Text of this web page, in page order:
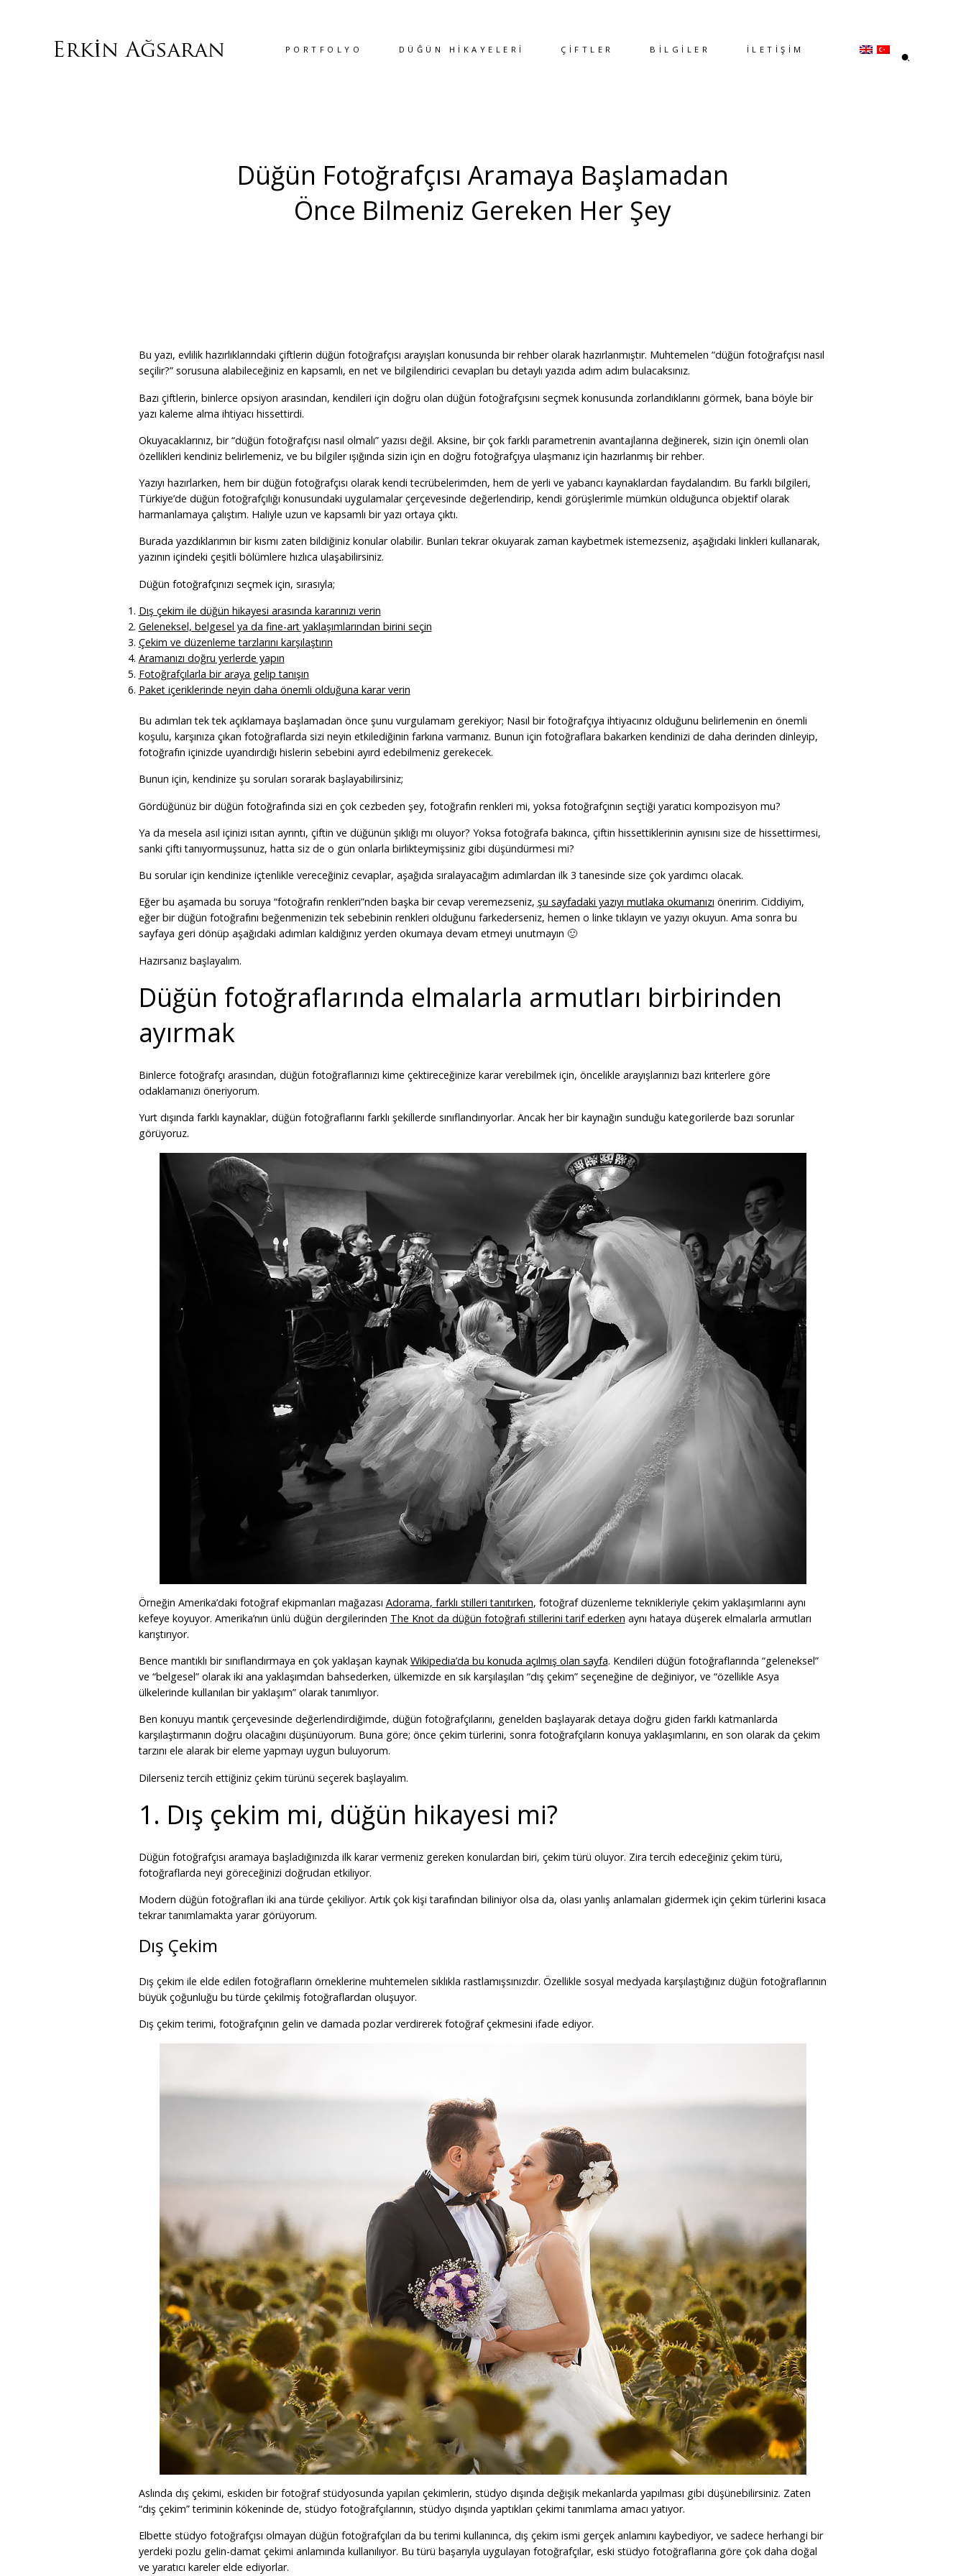
PORTFOLYO DÜĞÜN HİKAYELERİ ÇİFTLER BİLGİLER İLETİŞİM
Düğün Fotoğrafçısı Aramaya Başlamadan
Önce Bilmeniz Gereken Her Şey
Bu yazı, evlilik hazırlıklarındaki çiftlerin düğün fotoğrafçısı arayışları konusunda bir rehber olarak hazırlanmıştır. Muhtemelen “düğün fotoğrafçısı nasıl
seçilir?” sorusuna alabileceğiniz en kapsamlı, en net ve bilgilendirici cevapları bu detaylı yazıda adım adım bulacaksınız.
Bazı çiftlerin, binlerce opsiyon arasından, kendileri için doğru olan düğün fotoğrafçısını seçmek konusunda zorlandıklarını görmek, bana böyle bir
yazı kaleme alma ihtiyacı hissettirdi.
Okuyacaklarınız, bir “düğün fotoğrafçısı nasıl olmalı” yazısı değil. Aksine, bir çok farklı parametrenin avantajlarına değinerek, sizin için önemli olan
özellikleri kendiniz belirlemeniz, ve bu bilgiler ışığında sizin için en doğru fotoğrafçıya ulaşmanız için hazırlanmış bir rehber.
Yazıyı hazırlarken, hem bir düğün fotoğrafçısı olarak kendi tecrübelerimden, hem de yerli ve yabancı kaynaklardan faydalandım. Bu farklı bilgileri,
Türkiye’de düğün fotoğrafçılığı konusundaki uygulamalar çerçevesinde değerlendirip, kendi görüşlerimle mümkün olduğunca objektif olarak
harmanlamaya çalıştım. Haliyle uzun ve kapsamlı bir yazı ortaya çıktı.
Burada yazdıklarımın bir kısmı zaten bildiğiniz konular olabilir. Bunları tekrar okuyarak zaman kaybetmek istemezseniz, aşağıdaki linkleri kullanarak,
yazının içindeki çeşitli bölümlere hızlıca ulaşabilirsiniz.
Düğün fotoğrafçınızı seçmek için, sırasıyla;
Dış çekim ile düğün hikayesi arasında kararınızı verin
Geleneksel, belgesel ya da fine-art yaklaşımlarından birini seçin
Çekim ve düzenleme tarzlarını karşılaştırın
Aramanızı doğru yerlerde yapın
Fotoğrafçılarla bir araya gelip tanışın
Paket içeriklerinde neyin daha önemli olduğuna karar verin
Bu adımları tek tek açıklamaya başlamadan önce şunu vurgulamam gerekiyor; Nasıl bir fotoğrafçıya ihtiyacınız olduğunu belirlemenin en önemli
koşulu, karşınıza çıkan fotoğraflarda sizi neyin etkilediğinin farkına varmanız. Bunun için fotoğraflara bakarken kendinizi de daha derinden dinleyip,
fotoğrafın içinizde uyandırdığı hislerin sebebini ayırd edebilmeniz gerekecek.
Bunun için, kendinize şu soruları sorarak başlayabilirsiniz;
Gördüğünüz bir düğün fotoğrafında sizi en çok cezbeden şey, fotoğrafın renkleri mi, yoksa fotoğrafçının seçtiği yaratıcı kompozisyon mu?
Ya da mesela asıl içinizi ısıtan ayrıntı, çiftin ve düğünün şıklığı mı oluyor? Yoksa fotoğrafa bakınca, çiftin hissettiklerinin aynısını size de hissettirmesi,
sanki çifti tanıyormuşsunuz, hatta siz de o gün onlarla birlikteymişsiniz gibi düşündürmesi mi?
Bu sorular için kendinize içtenlikle vereceğiniz cevaplar, aşağıda sıralayacağım adımlardan ilk 3 tanesinde size çok yardımcı olacak.
Eğer bu aşamada bu soruya “fotoğrafın renkleri”nden başka bir cevap veremezseniz, şu sayfadaki yazıyı mutlaka okumanızı öneririm. Ciddiyim,
eğer bir düğün fotoğrafını beğenmenizin tek sebebinin renkleri olduğunu farkederseniz, hemen o linke tıklayın ve yazıyı okuyun. Ama sonra bu
sayfaya geri dönüp aşağıdaki adımları kaldığınız yerden okumaya devam etmeyi unutmayın 🙂
Hazırsanız başlayalım.
Düğün fotoğraflarında elmalarla armutları birbirinden
ayırmak
Binlerce fotoğrafçı arasından, düğün fotoğraflarınızı kime çektireceğinize karar verebilmek için, öncelikle arayışlarınızı bazı kriterlere göre
odaklamanızı öneriyorum.
Yurt dışında farklı kaynaklar, düğün fotoğraflarını farklı şekillerde sınıflandırıyorlar. Ancak her bir kaynağın sunduğu kategorilerde bazı sorunlar
görüyoruz.
Örneğin Amerika’daki fotoğraf ekipmanları mağazası Adorama, farklı stilleri tanıtırken, fotoğraf düzenleme teknikleriyle çekim yaklaşımlarını aynı
kefeye koyuyor. Amerika’nın ünlü düğün dergilerinden The Knot da düğün fotoğrafı stillerini tarif ederken aynı hataya düşerek elmalarla armutları
karıştırıyor.
Bence mantıklı bir sınıflandırmaya en çok yaklaşan kaynak Wikipedia’da bu konuda açılmış olan sayfa. Kendileri düğün fotoğraflarında “geleneksel”
ve “belgesel” olarak iki ana yaklaşımdan bahsederken, ülkemizde en sık karşılaşılan “dış çekim” seçeneğine de değiniyor, ve “özellikle Asya
ülkelerinde kullanılan bir yaklaşım” olarak tanımlıyor.
Ben konuyu mantık çerçevesinde değerlendirdiğimde, düğün fotoğrafçılarını, genelden başlayarak detaya doğru giden farklı katmanlarda
karşılaştırmanın doğru olacağını düşünüyorum. Buna göre; önce çekim türlerini, sonra fotoğrafçıların konuya yaklaşımlarını, en son olarak da çekim
tarzını ele alarak bir eleme yapmayı uygun buluyorum.
Dilerseniz tercih ettiğiniz çekim türünü seçerek başlayalım.
1. Dış çekim mi, düğün hikayesi mi?
Düğün fotoğrafçısı aramaya başladığınızda ilk karar vermeniz gereken konulardan biri, çekim türü oluyor. Zira tercih edeceğiniz çekim türü,
fotoğraflarda neyi göreceğinizi doğrudan etkiliyor.
Modern düğün fotoğrafları iki ana türde çekiliyor. Artık çok kişi tarafından biliniyor olsa da, olası yanlış anlamaları gidermek için çekim türlerini kısaca
tekrar tanımlamakta yarar görüyorum.
Dış Çekim
Dış çekim ile elde edilen fotoğrafların örneklerine muhtemelen sıklıkla rastlamışsınızdır. Özellikle sosyal medyada karşılaştığınız düğün fotoğraflarının
büyük çoğunluğu bu türde çekilmiş fotoğraflardan oluşuyor.
Dış çekim terimi, fotoğrafçının gelin ve damada pozlar verdirerek fotoğraf çekmesini ifade ediyor.
Aslında dış çekimi, eskiden bir fotoğraf stüdyosunda yapılan çekimlerin, stüdyo dışında değişik mekanlarda yapılması gibi düşünebilirsiniz. Zaten
“dış çekim” teriminin kökeninde de, stüdyo fotoğrafçılarının, stüdyo dışında yaptıkları çekimi tanımlama amacı yatıyor.
Elbette stüdyo fotoğrafçısı olmayan düğün fotoğrafçıları da bu terimi kullanınca, dış çekim ismi gerçek anlamını kaybediyor, ve sadece herhangi bir
yerdeki pozlu gelin-damat çekimi anlamında kullanılıyor. Bu türü başarıyla uygulayan fotoğrafçılar, eski stüdyo fotoğraflarına göre çok daha doğal
ve yaratıcı kareler elde ediyorlar.